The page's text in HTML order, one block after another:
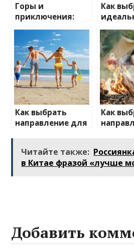
Горы и
приключения:
лучшие
направления для
активного
отдыха
Как
для
отдыха
Как выбрать
направление для
Как
Читайте также:
в Китае фразой «лучше
Добавить